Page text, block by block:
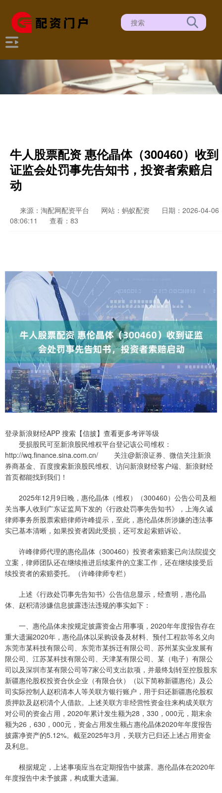
牛人股票配资 惠伦晶体（300460）收到
证监会处罚事先告知书，投资者索赔启
动
来源：淘配网配资平台 网站：蚂蚁配资
日期：2026-04-06
08:06:11
查看：83
登录新浪财经APP 搜索【信披】查看更多考评等级
受损股民可至新浪股民维权平台登记该公司维权：
http://wq.finance.sina.com.cn/ 关注@新浪证券、微信关注新浪
券商基金、百度搜索新浪股民维权、访问新浪财经客户端、新浪财经
首页都能找到我们！
2025年12月9日晚，惠伦晶体（维权）（300460）公告公司及相
关当事人收到广东证监局下发的《行政处罚事先告知书》，上海久诚
律师事务所股票索赔律师许峰提示，至此，惠伦晶体所涉嫌的违法事
实已基本清晰，如果投资者因此受损，还可发起索赔诉讼。
许峰律师代理的惠伦晶体（300460）投资者索赔案已向法院提交
立案，律师团队还在继续推进后续案件的立案工作，还在继续接受后
续投资者的索赔委托。（许峰律师专栏）
上述《行政处罚事先告知书》公告信息显示，经查明，惠伦晶
体、赵积清涉嫌信息披露违法违规的事实如下：
一、惠伦晶体未按规定披露资金占用事项，2020年年度报告存在
重大遗漏2020年，惠伦晶体以采购设备及材料、预付工程款等名义向
东莞市某科技有限公司、东莞市某拆迁有限公司、苏州某实业发展有
限公司、江苏某科技有限公司、天津某有限公司、某（电子）有限公
司以及深圳市某有限公司等7家公司支出款项，并最终划转至控股股东
新疆惠伦股权投资合伙企业（有限合伙）（以下简称新疆惠伦）及公
司实际控制人赵积清本人等关联方银行账户，用于归还新疆惠伦股权
质押款及赵积清个人借款。上述关联方非经营性资金往来构成关联方
对公司的资金占用，2020年累计发生额为28，330，000元，期末余
额为26，630，000元，资金占用发生额占惠伦晶体2020年年度报告
披露净资产的5.12%。截至2025年3月，关联方已归还上述占用资金
及利息。
根据规定，上述事项应当在定期报告中披露。惠伦晶体在2020年
年度报告中未予披露，构成重大遗漏。